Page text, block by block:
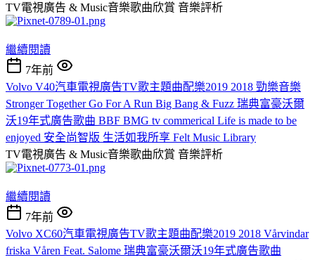
TV電視廣告 & Music音樂歌曲欣賞 音樂評析
繼續閱讀
7年前
Volvo V40汽車電視廣告TV歌主題曲配樂2019 2018 勁樂音樂
Stronger Together Go For A Run Big Bang & Fuzz 瑞典富豪沃爾
沃19年式廣告歌曲 BBF BMG tv commerical Life is made to be
enjoyed 安全尚智版 生活如我所享 Felt Music Library
TV電視廣告 & Music音樂歌曲欣賞 音樂評析
繼續閱讀
7年前
Volvo XC60汽車電視廣告TV歌主題曲配樂2019 2018 Vårvindar
friska Våren Feat. Salome 瑞典富豪沃爾沃19年式廣告歌曲